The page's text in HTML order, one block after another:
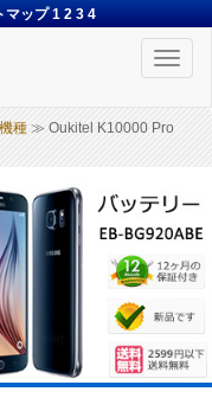
マップ1 2 3 4
Toggle
種 ≫ Oukitel K10000 Pro